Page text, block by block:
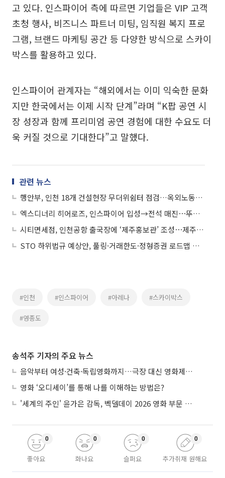
고 있다. 인스파이어 측에 따르면 기업들은 VIP 고객
초청 행사, 비즈니스 파트너 미팅, 임직원 복지 프로
그램, 브랜드 마케팅 공간 등 다양한 방식으로 스카이
박스를 활용하고 있다.
인스파이어 관계자는 “해외에서는 이미 익숙한 문화
지만 한국에서는 이제 시작 단계”라며 “K팝 공연 시
장 성장과 함께 프리미엄 공연 경험에 대한 수요도 더
욱 커질 것으로 기대한다”고 말했다.
관련 뉴스
행안부, 인천 18개 건설현장 무더위쉼터 점검…옥외노동자 안전 강화
엑스디너리 히어로즈, 인스파이어 입성→전석 매진⋯뚜렷한 성장세
시티면세점, 인천공항 출국장에 ‘제주홍보관’ 조성⋯제주 로컬 상품 판로 확대
STO 하위법규 예상안, 풀링·거래한도·정형증권 로드맵 제시
#인천 #인스파이어 #아레나 #스카이박스
#영종도
송석주 기자의 주요 뉴스
음악부터 여성·건축·독립영화까지…극장 대신 영화제로 즐기는 스크린 여행
영화 ‘오디세이’를 통해 나를 이해하는 방법은?
'세계의 주인' 윤가은 감독, 벡델데이 2026 영화 부문 벡델리안 감독 선정
좋아요
0
화나요
0
슬퍼요
0
추가취재 원해요
0